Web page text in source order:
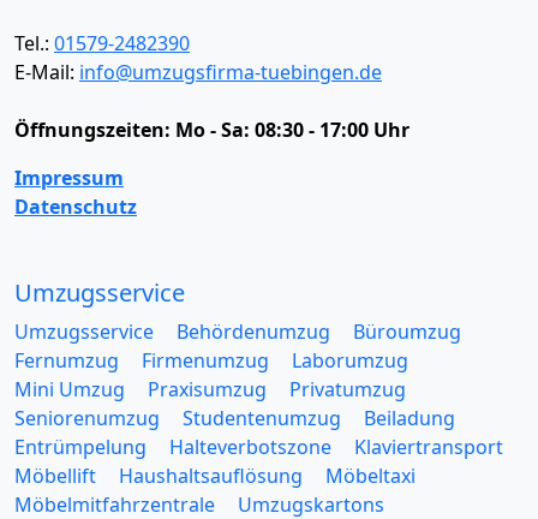
Tel.: 01579-2482390
E-Mail: info@umzugsfirma-tuebingen.de
Öffnungszeiten: Mo - Sa: 08:30 - 17:00 Uhr
Impressum
Datenschutz
Umzugsservice
Umzugsservice Behördenumzug
Büroumzug
Fernumzug
Firmenumzug
Laborumzug
Mini Umzug
Praxisumzug
Privatumzug
Seniorenumzug
Studentenumzug
Beiladung
Entrümpelung
Halteverbotszone
Klaviertransport
Möbellift
Haushaltsauflösung
Möbeltaxi
Möbelmitfahrzentrale
Umzugskartons